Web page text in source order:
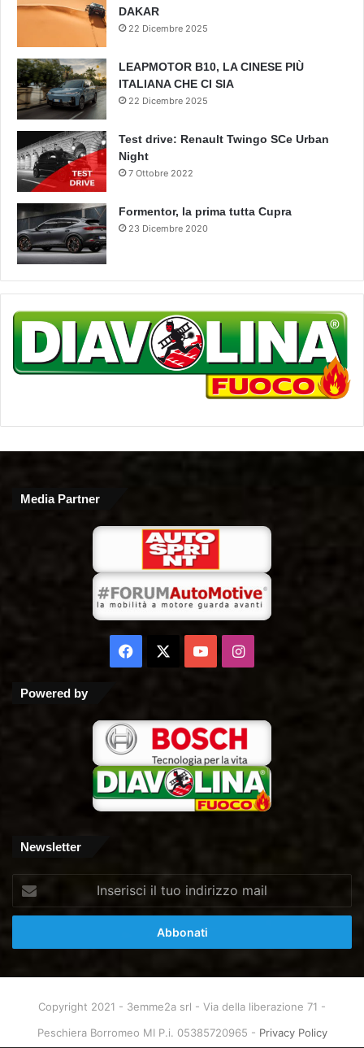
DAKAR
22 Dicembre 2025
LEAPMOTOR B10, LA CINESE PIÙ
ITALIANA CHE CI SIA
22 Dicembre 2025
Test drive: Renault Twingo SCe Urban
Night
7 Ottobre 2022
Formentor, la prima tutta Cupra
23 Dicembre 2020
Media Partner
Facebook
You Instagram
Powered by
Newsletter
tuo
mail
Copyright 2021 - 3emme2a srl - Via della liberazione 71 -
Peschiera Borromeo MI P.i. 05385720965 - Privacy Policy